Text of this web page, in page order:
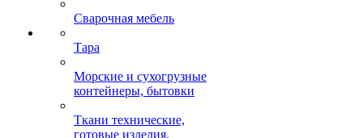
Сварочная мебель
Тара
Морские и сухогрузные
контейнеры, бытовки
Ткани технические,
готовые изделия,